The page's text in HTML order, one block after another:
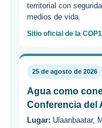
territorial con
medios de vida.
Sitio oficial de la
25 de agosto de 2026
Agua como
Conferencia del
Lugar: Ulaanbaatar,